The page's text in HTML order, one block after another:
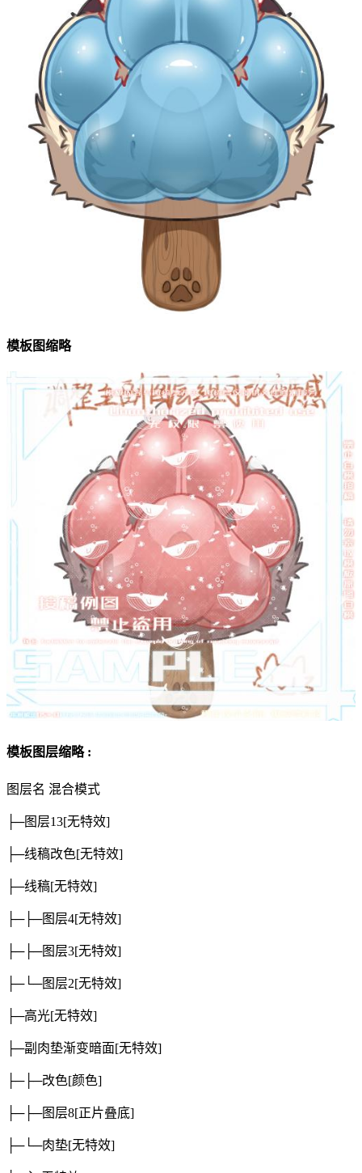
模板图缩略
模板图层缩略 :
图层名 混合模式
├─图层13[无特效]
├─线稿改色[无特效]
├─线稿[无特效]
├─├─图层4[无特效]
├─├─图层3[无特效]
├─└─图层2[无特效]
├─高光[无特效]
├─副肉垫渐变暗面[无特效]
├─├─改色[颜色]
├─├─图层8[正片叠底]
├─└─肉垫[无特效]